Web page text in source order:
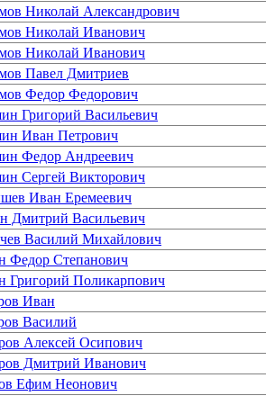
Николай Александрович
Николай Иванович
Николай Иванович
Павел Дмитриев
Федор Федорович
Григорий Васильевич
Иван Петрович
Федор Андреевич
Сергей Викторович
Иван Еремеевич
Дмитрий Васильевич
Василий Михайлович
Федор Степанович
Григорий Поликарпович
Иван
Василий
Алексей Осипович
Дмитрий Иванович
Ефим Неонович